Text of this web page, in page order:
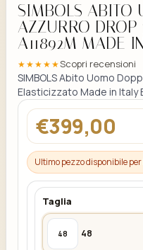
SIMBOLS ABITO
AZZURRO DROP
A11892M MADE
★★★★★Scopri recensioni
SIMBOLS Abito Uomo
Elasticizzato Made in Italy
€399,00
Ultimo pezzo disponibile
Taglia
48 48